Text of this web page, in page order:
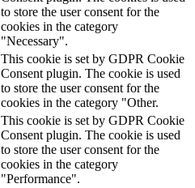
to store the user consent for the
cookies in the category
"Necessary".
This cookie is set by GDPR Cookie
Consent plugin. The cookie is used
to store the user consent for the
cookies in the category "Other.
This cookie is set by GDPR Cookie
Consent plugin. The cookie is used
to store the user consent for the
cookies in the category
"Performance".